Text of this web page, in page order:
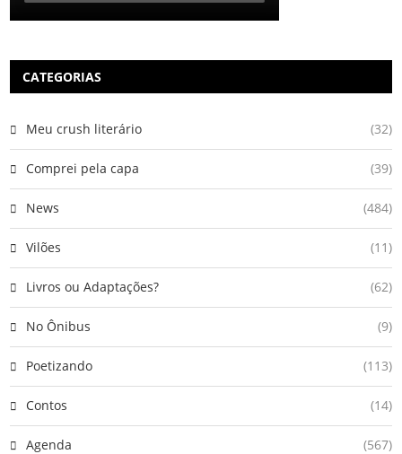
CATEGORIAS
Meu crush literário (32)
Comprei pela capa (39)
News (484)
Vilões (11)
Livros ou Adaptações? (62)
No Ônibus (9)
Poetizando (113)
Contos (14)
Agenda (567)